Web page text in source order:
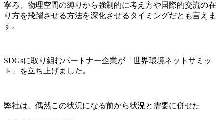
寧ろ、物理空間の縛りから強制的に考え方や国際的交流の在
り方を飛躍させる方法を深化させるタイミングだとも言えま
す。
SDGsに取り組むパートナー企業が「世界環境ネットサミッ
ト」を立ち上げました。
弊社は、偶然この状況になる前から状況と需要に併せた